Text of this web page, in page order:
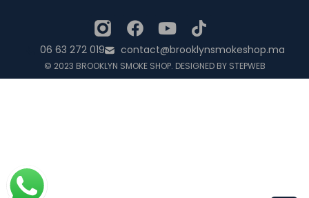
© 2023 BROOKLYN SMOKE SHOP. DESIGNED BY STEPWEB
06 63 272 019 contact@brooklynsmokeshop.ma